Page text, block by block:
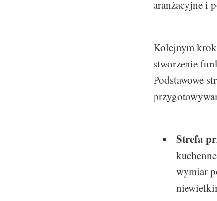
aranżacyjne i
Kolejnym
stworzenie
Podstawowe
Strefa
wymiar